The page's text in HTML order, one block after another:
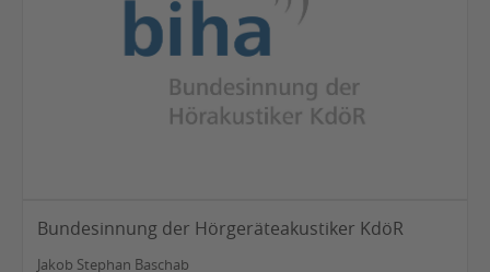
Bundesinnung der Hörgeräteakustiker KdöR
Jakob Stephan Baschab